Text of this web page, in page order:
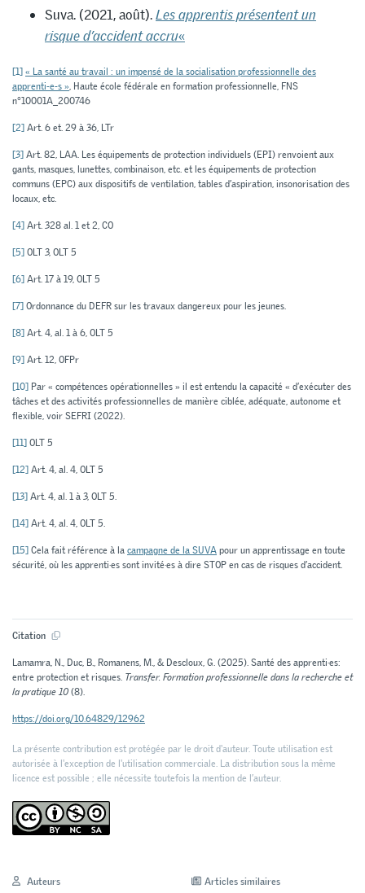
Suva. (2021, août).Les apprentis présentent un
risque d’accident accru«
[1]« La santé au travail : un impensé de la socialisation professionnelle des
apprenti-e-s », Haute école fédérale en formation professionnelle, FNS
n°10001A_200746
[2]Art. 6 et. 29 à 36, LTr
[3]Art. 82, LAA. Les équipements de protection individuels (EPI) renvoient aux
gants, masques, lunettes, combinaison, etc. et les équipements de protection
communs (EPC) aux dispositifs de ventilation, tables d’aspiration, insonorisation des
locaux, etc.
[4]Art. 328 al. 1 et 2, CO
[5]OLT 3, OLT 5
[6]Art. 17 à 19, OLT 5
[7]Ordonnance du DEFR sur les travaux dangereux pour les jeunes.
[8]Art. 4, al. 1 à 6, OLT 5
[9]Art. 12, OFPr
[10] Par « compétences opérationnelles » il est entendu la capacité « d’exécuter des
tâches et des activités professionnelles de manière ciblée, adéquate, autonome et
flexible, voir SEFRI (2022).
[11]OLT 5
[12]Art. 4, al. 4, OLT 5
[13]Art. 4, al. 1 à 3, OLT 5.
[14]Art. 4, al. 4, OLT 5.
[15]Cela fait référence à lacampagne de la SUVApour un apprentissage en toute
sécurité, où les apprenti·es sont invité·es à dire STOP en cas de risques d’accident.
Citation
Lamamra, N., Duc, B., Romanens, M., & Descloux, G. (2025). Santé des apprenti·es:
entre protection et risques. Transfer. Formation professionnelle dans la recherche et
la pratique 10(8).
https://doi.org/10.64829/12962
La présente contribution est protégée par le droit d'auteur. Toute utilisation est
autorisée à l'exception de l'utilisation commerciale. La distribution sous la même
licence est possible ; elle nécessite toutefois la mention de l’auteur.
Auteurs Articles similaires